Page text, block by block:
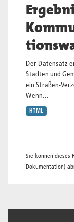
Der Datensatz
Städten und
ein Straßen-
Wenn...
HTML
Sie können dieses
Dokumentation)